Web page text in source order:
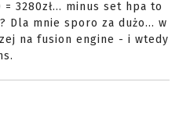
3280zł... minus set hpa to
Dla mnie sporo za dużo... w
na fusion engine - i wtedy